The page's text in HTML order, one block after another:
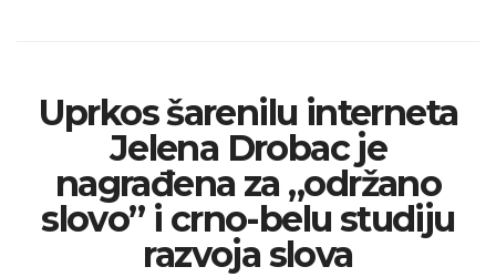
Uprkos šarenilu interneta
Jelena Drobac je
nagrađena za „održano
slovo” i crno-belu studiju
razvoja slova